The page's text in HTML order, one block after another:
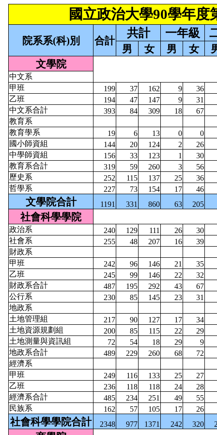
國立政治大學90學年
院系系(科)別 合計
共計 一年級
男 女 男 女
文學院
中文系
甲班
199 37 162 9
36
乙班
194 47 147 9
31
中文系合計
393 84 309 18
67
教育系
教育學系
19 6 13 0
0
國小師資組
144 20 124 2
26
中學師資組
156 33 123 1
30
教育系合計
319 59 260 3
56
歷史系
252 115 137 25
36
哲學系
227 73 154 17 46
文學院合計 1191 331 860 63 205
社會科學學院
政治系 240 129 111 26
30
社會系
255 48 207 16
39
財政系
甲班
242 96 146 21
35
乙班
245 99 146 22
32
財政系合計
487 195 292 43
67
公行系
230 85 145 23
31
地政系
土地管理組
217 90 127 17
34
土地資源規劃組
200 85 115 22
29
土地測量與資訊組
72 54 18 29
9
地政系合計
489 229 260 68
72
經濟系
甲班
249 116 133 25
27
乙班
236 118 118 24
28
經濟系合計
485 234 251 49
55
民族系
162 57 105 17 26
社會科學學院合計 2348 977 1371 242 320